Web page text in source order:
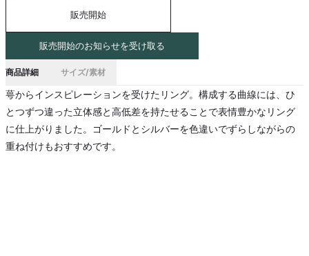
販売開始
販売開始のお知らせを受け取る
商品詳細 サイズ/素材
萼からインスピレーションを受けたリング。構成する曲線には、ひ
とつずつ違った立体感と高低差を持たせることで表情豊かなリング
に仕上がりました。ゴールドとシルバーを色違いでずらしながらの
重ね付けもおすすめです。